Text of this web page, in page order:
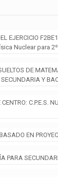
EJERCICIO
Nuclear para
DE
Y
C.P.E.S.
EN
PARA